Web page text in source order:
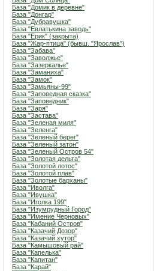
База "Домик в деревне"
База "Донгар"
База "Дубравушка"
База "Евлатькина заводь"
База "Ерик" (закрыта)
База "Жар-птица" (бывш. "Ярослав")
База "Забава"
База "Заволжье"
База "Зазеркалье"
База "Заманиха"
База "Замок"
База "Замьяны-99"
База "Заповедная сказка"
База "Заповедник"
База "Заря"
База "Застава"
База "Зеленая миля"
База "Зеленга"
База "Зеленый берег"
База "Зеленый затон"
База "Зеленый Остров 54"
База "Золотая дельта"
База "Золотой лотос"
База "Золотой плав"
База "Золотые барханы"
База "Иволга"
База "Ивушка"
База "Иголка 199"
База "Изумрудный Город"
База "Имение Черновых"
База "Кабаний Остров"
База "Казачий Дозор"
База "Казачий хутор"
База "Камышовый рай"
База "Капелька"
База "Капитан"
База "Карай"